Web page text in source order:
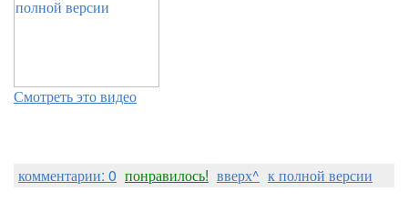
Смотреть это видео
комментарии: 0 понравилось! вверх^ к полной версии